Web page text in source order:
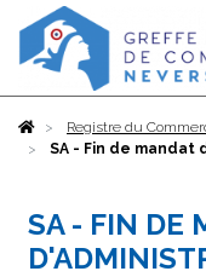
AccueilRegistre du
SA - Fin de
SA - FIN DE